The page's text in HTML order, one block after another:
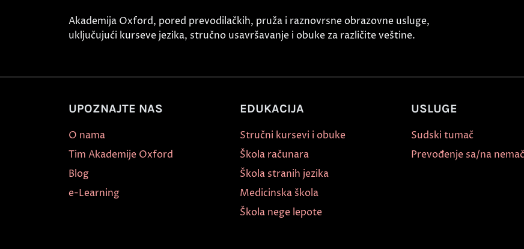
Akademija Oxford, pored prevodilačkih, pruža i raznovrsne obrazovne usluge,
uključujući kurseve jezika, stručno usavršavanje i obuke za različite veštine.
UPOZNAJTE NAS
O nama
Tim Akademije Oxford
Blog
e-Learning
EDUKACIJA
Stručni kursevi i obuke
Škola računara
Škola stranih jezika
Medicinska škola
Škola nege lepote
USLUGE
Sudski tumač
Prevođenje sa/na